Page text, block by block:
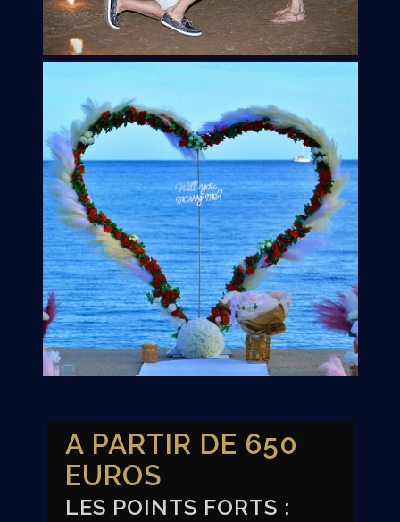
A PARTIR DE 650
EUROS
LES POINTS FORTS :